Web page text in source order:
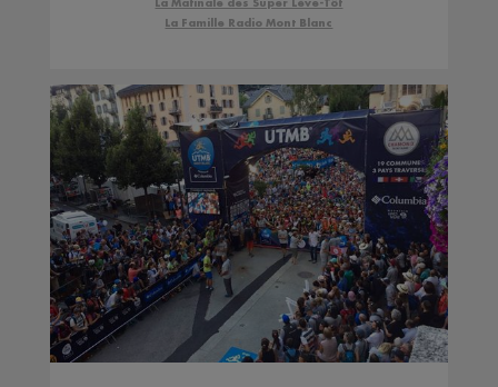
La Matinale des Super Lève-Tôt
La Famille Radio Mont Blanc